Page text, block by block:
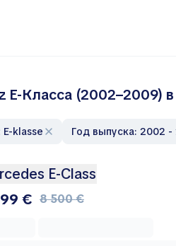
E-Классa (2002–2009)
E-klasse Год выпуска: 2002
E-Class
€ 8 500 €